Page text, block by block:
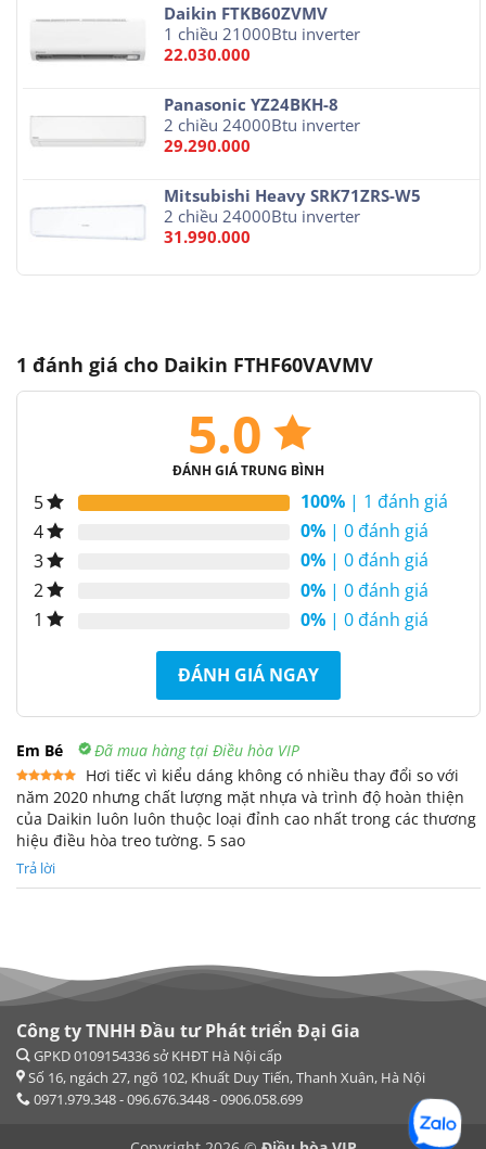
Daikin FTKB60ZVMV
1 chiều 21000Btu inverter
22.030.000
Panasonic YZ24BKH-8
2 chiều 24000Btu inverter
29.290.000
Mitsubishi Heavy SRK71ZRS-W5
2 chiều 24000Btu inverter
31.990.000
1 đánh giá cho Daikin FTHF60VAVMV
5.0
ĐÁNH GIÁ TRUNG BÌNH
5 100% | 1 đánh giá
4
0% | 0 đánh giá
3
0% | 0 đánh giá
2
0% | 0 đánh giá
1
0% | 0 đánh giá
ĐÁNH GIÁ NGAY
Em Bé Đã mua hàng tại Điều hòa VIP
Được xếp
hạng 55
sao
Hơi tiếc vì kiểu dáng không có nhiều thay đổi so với
năm 2020 nhưng chất lượng mặt nhựa và trình độ hoàn thiện
của Daikin luôn luôn thuộc loại đỉnh cao nhất trong các thương
hiệu điều hòa treo tường. 5 sao
Trả lời
Công ty TNHH Đầu tư Phát triển Đại Gia